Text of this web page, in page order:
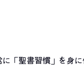
「聖書習慣」を身